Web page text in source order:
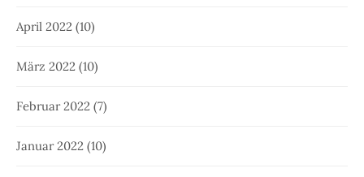
April 2022 (10)
März 2022 (10)
Februar 2022 (7)
Januar 2022 (10)